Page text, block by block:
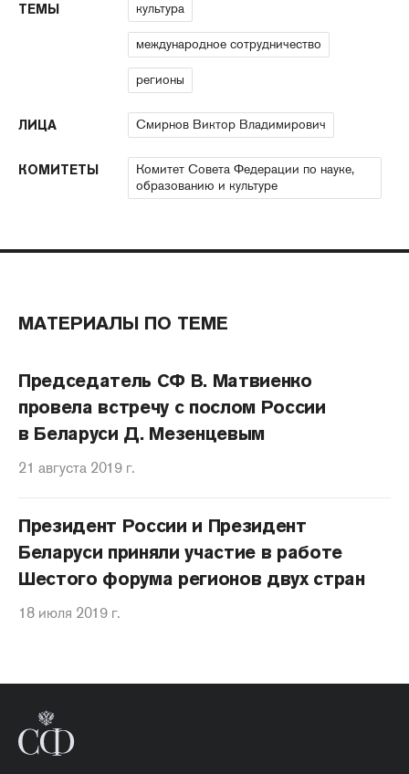
ТЕМЫ культура
международное сотрудничество
регионы
ЛИЦА Смирнов Виктор Владимирович
КОМИТЕТЫ
Комитет Совета Федерации по науке,
образованию и культуре
МАТЕРИАЛЫ ПО ТЕМЕ
Председатель СФ В. Матвиенко
провела встречу с послом России
в Беларуси Д. Мезенцевым
21 августа 2019 г.
Президент России и Президент
Беларуси приняли участие в работе
Шестого форума регионов двух стран
18 июля 2019 г.